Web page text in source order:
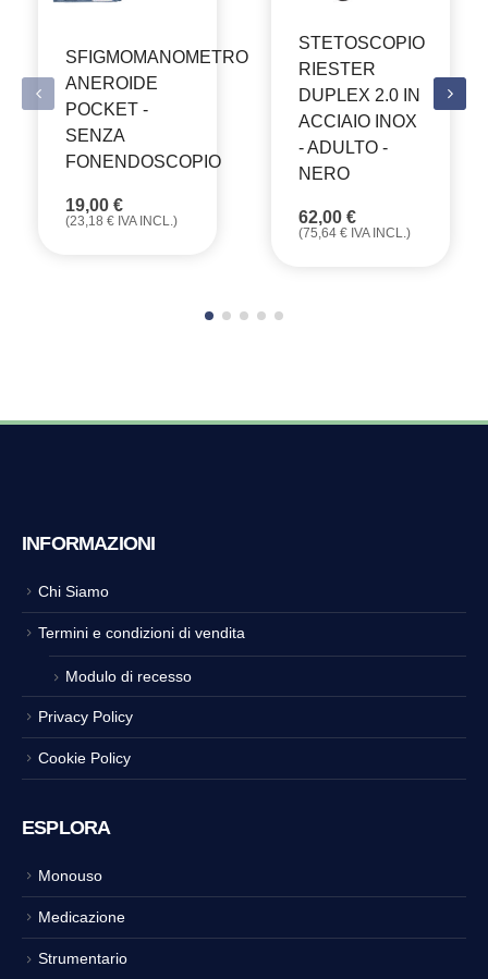
SFIGMOMANOMETRO
ANEROIDE
POCKET -
SENZA
FONENDOSCOPIO
19,00 €
(23,18 € IVA INCL.)
STETOSCOPIO
RIESTER
DUPLEX 2.0 IN
ACCIAIO INOX
- ADULTO -
NERO
62,00 €
(75,64 € IVA INCL.)
INFORMAZIONI
Chi Siamo
Termini e condizioni di vendita
Modulo di recesso
Privacy Policy
Cookie Policy
ESPLORA
Monouso
Medicazione
Strumentario